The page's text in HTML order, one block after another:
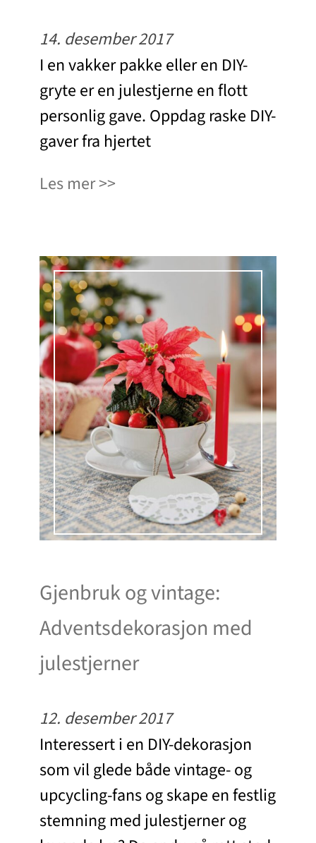
14. desember 2017
I en vakker pakke eller en DIY-
gryte er en julestjerne en flott
personlig gave. Oppdag raske DIY-
gaver fra hjertet
Les mer
Gjenbruk og vintage:
Adventsdekorasjon med
julestjerner
12. desember 2017
Interessert i en DIY-dekorasjon
som vil glede både vintage- og
upcycling-fans og skape en festlig
stemning med julestjerner og